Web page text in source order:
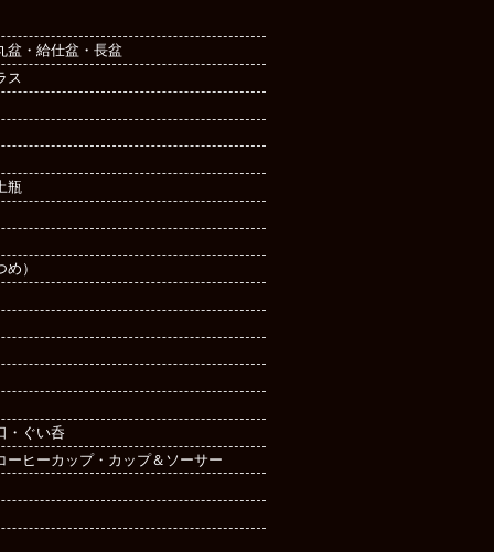
盆・給仕盆・長盆
ス
瓶
）
・ぐい呑
ーヒーカップ・カップ＆ソーサー